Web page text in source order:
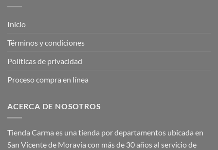
Inicio
Términos y condiciones
Políticas de privacidad
Proceso compra en línea
ACERCA DE NOSOTROS
Tienda Carma es una tienda por departamentos ubicada en
San Vicente de Moravia con más de 30 años al servicio de